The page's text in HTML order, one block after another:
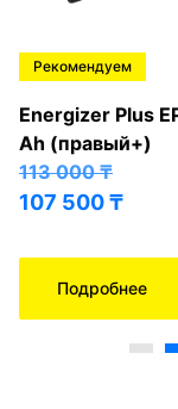
Рекомендуем
Energizer Plus
Ah (правый+)
113 000₸
107 500₸
Подробнее